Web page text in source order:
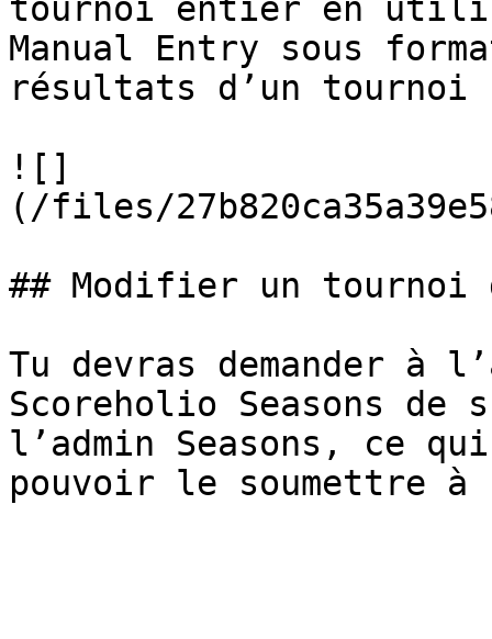
tournoi entier en
Manual Entry sous
résultats d’un tournoi
![]
(/files/
## Modifier un tournoi
Tu devras demander à
Scoreholio Seasons
l’admin Seasons, ce